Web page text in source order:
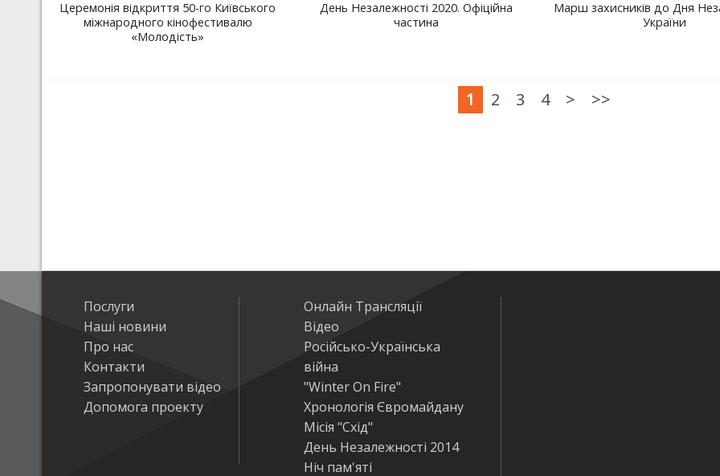
Церемонія відкриття 50-го Київського
міжнародного кінофестивалю
«Молодість»
День Незалежності 2020. Офіційна
частина
Марш захисників до Дня
України
1 2 3 4 > >>
Послуги
Наші новини
Про нас
Контакти
Запропонувати відео
Допомога проекту
Онлайн Трансляції
Відео
Російсько-Українська
війна
"Winter On Fire"
Хронологія Євромайдану
Місія "Схід"
День Незалежності 2014
Ніч пам'яті